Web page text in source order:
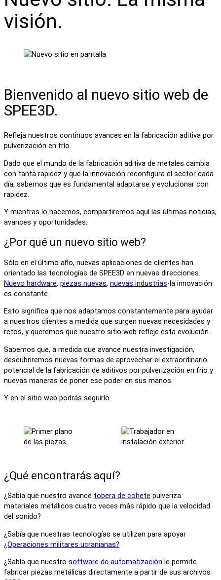
visión.
Bienvenido al nuevo sitio web de
SPEE3D.
Refleja nuestros continuos avances en la fabricación aditiva por
pulverización en frío.
Dado que el mundo de la fabricación aditiva de metales cambia
con tanta rapidez y que la innovación reconfigura el sector cada
día, sabemos que es fundamental adaptarse y evolucionar con
rapidez.
Y mientras lo hacemos, compartiremos aquí las últimas noticias,
avances y oportunidades.
¿Por qué un nuevo sitio web?
Sólo en el último año, nuevas aplicaciones de clientes han
orientado las tecnologías de SPEE3D en nuevas direcciones.
Nuevo hardware, piezas nuevas, nuevas industrias-la innovación
es constante.
Esto significa que nos adaptamos constantemente para ayudar
a nuestros clientes a medida que surgen nuevas necesidades y
retos, y queremos que nuestro sitio web refleje esta evolución.
Sabemos que, a medida que avance nuestra investigación,
descubriremos nuevas formas de aprovechar el extraordinario
potencial de la fabricación de aditivos por pulverización en frío y
nuevas maneras de poner ese poder en sus manos.
Y en el sitio web podrás seguirlo.
¿Qué encontrarás aquí?
¿Sabía que nuestro avance tobera de cohete pulveriza
materiales metálicos cuatro veces más rápido que la velocidad
del sonido?
¿Sabía que nuestras tecnologías se utilizan para apoyar
¿Operaciones militares ucranianas?
¿Sabía que nuestro software de automatización le permite
fabricar piezas metálicas directamente a partir de sus archivos